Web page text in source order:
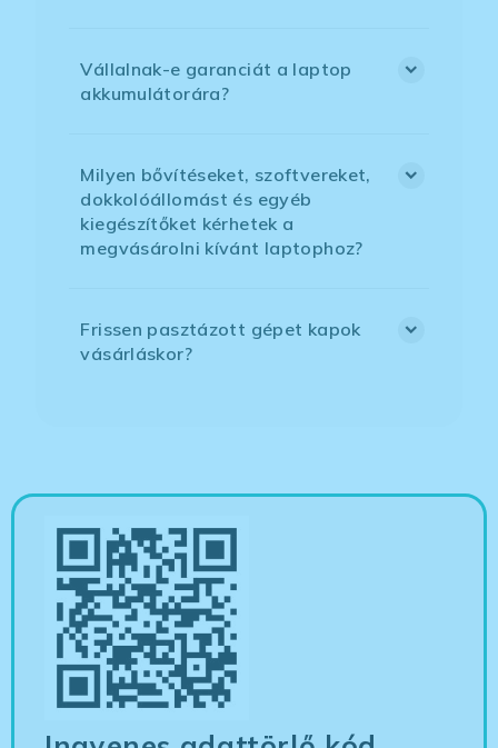
Vállalnak-e garanciát a laptop
akkumulátorára?
Milyen bővítéseket, szoftvereket,
dokkolóállomást és egyéb
kiegészítőket kérhetek a
megvásárolni kívánt laptophoz?
Frissen pasztázott gépet kapok
vásárláskor?